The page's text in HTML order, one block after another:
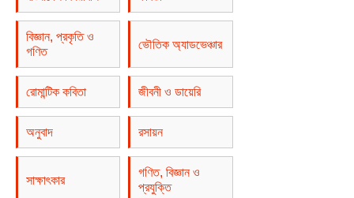
বিজ্ঞান, প্রকৃতি ও
গণিত
ভৌতিক অ্যাডভেঞ্চার
রোমান্টিক কবিতা জীবনী ও ডায়েরি
অনুবাদ রসায়ন
সাক্ষাৎকার
গণিত, বিজ্ঞান ও
প্রযুক্তি